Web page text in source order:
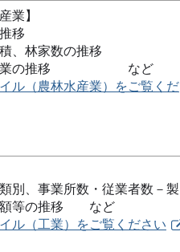
業】
移
、林家数の推移
漁業の推移 など
ル（農林水産業）をご覧くだ
類別、事業所数・従業者数－製
額等の推移 など
ル（工業）をご覧ください